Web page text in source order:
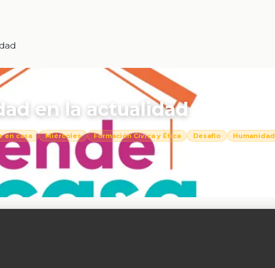
en la actualidad
en casa Miércoles Formación Cívica y Ética Desafío
Humanidad